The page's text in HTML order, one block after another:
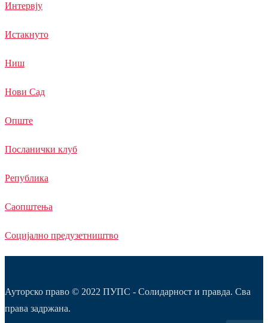
Интервју
Истакнуто
Ниш
Нови Сад
Опште
Посланички клуб
Република
Саопштења
Социјално предузетништво
Ауторско право © 2022 ПУПС - Солидарност и правда. Сва
права задржана.